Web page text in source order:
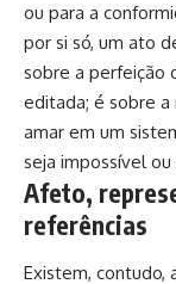
ou para a
por si só, um ato
sobre a perfeição
editada; é sobre a
amar em um
seja impossível
Afeto,
referências
Existem, contudo,